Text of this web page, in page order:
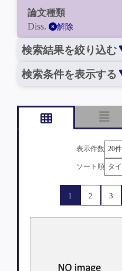
論文種類
Diss.
解除
検索結果を絞り込む
検索条件を表示する
表示件数
ソート順
1 2 3